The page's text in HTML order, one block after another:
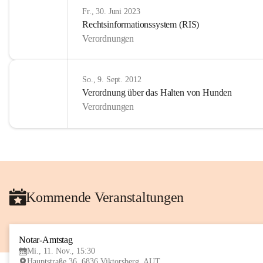
Fr., 30. Juni 2023
Rechtsinformationssystem (RIS)
Verordnungen
So., 9. Sept. 2012
Verordnung über das Halten von Hunden
Verordnungen
Kommende Veranstaltungen
Notar-Amtstag
Mi., 11. Nov., 15:30